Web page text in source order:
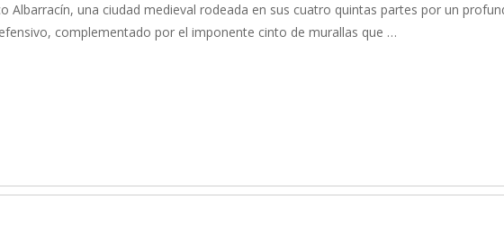
Albarracín, una ciudad medieval rodeada en sus cuatro quintas partes por un
complementado por el imponente cinto de murallas que …